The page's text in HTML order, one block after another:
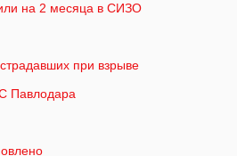
на 2 месяца в СИЗО
при взрыве
Павлодара